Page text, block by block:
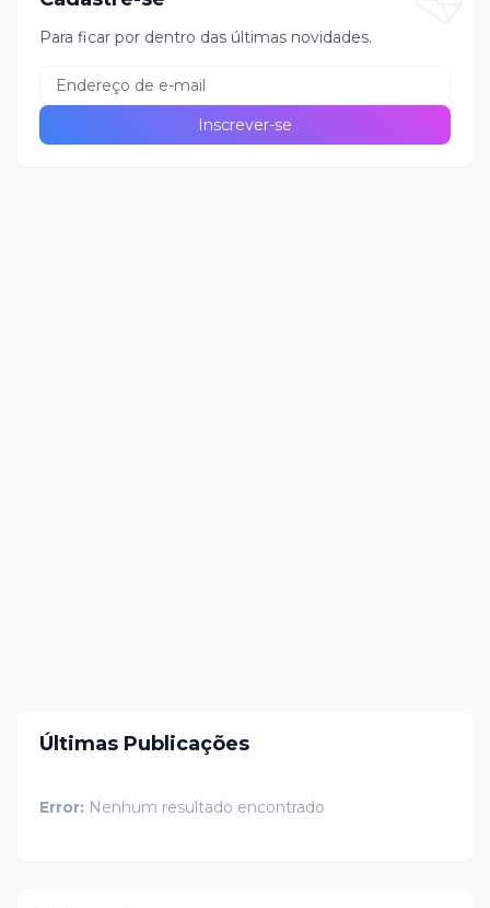
Para ficar por dentro das últimas novidades.
Últimas Publicações
Error: Nenhum resultado encontrado